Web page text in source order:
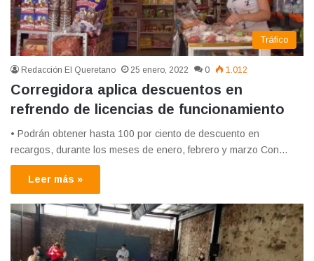
Tráfico
Redacción El Queretano 25 enero, 2022 0 1.012
Corregidora aplica descuentos en
refrendo de licencias de funcionamiento
• Podrán obtener hasta 100 por ciento de descuento en
recargos, durante los meses de enero, febrero y marzo Con…
Leer más »